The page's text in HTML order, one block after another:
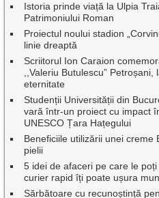
Istoria prinde viață la Ulpia
Patrimoniului Roman
Proiectul noului stadion
linie dreaptă
Scriitorul Ion Caraion
,,Valeriu Butulescu”
eternitate
Studenții Universității din
vară într-un proiect cu impact
UNESCO Țara Hațegului
Beneficiile utilizării unei
pielii
5 idei de afaceri pe care le
curier rapid îți poate ușura
Sărbătoare cu recunoștință